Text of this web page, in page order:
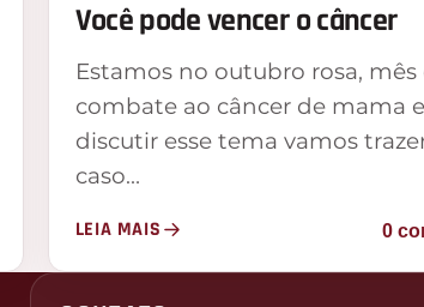
Você pode vencer o câncer
Estamos no outubro rosa, mês
combate ao câncer de mama
discutir esse tema vamos
caso…
LEIA MAIS 0